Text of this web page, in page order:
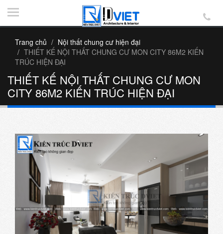
Trang chủ
Nội thất chung cư hiện đại
THIẾT KẾ NỘI THẤT CHUNG CƯ MON CITY 86M2 KIẾN
TRÚC HIỆN ĐẠI
THIẾT KẾ NỘI THẤT CHUNG CƯ MON
CITY 86M2 KIẾN TRÚC HIỆN ĐẠI